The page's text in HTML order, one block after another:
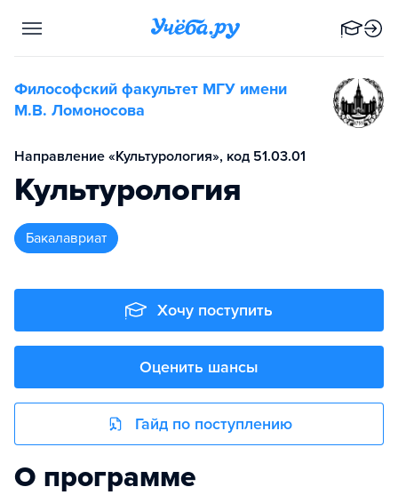
Философский факультет МГУ имени
М.В. Ломоносова
Направление «Культурология», код 51.03.01
Культурология
бакалавриат
Хочу поступить
Оценить шансы
Гайд по поступлению
О программе